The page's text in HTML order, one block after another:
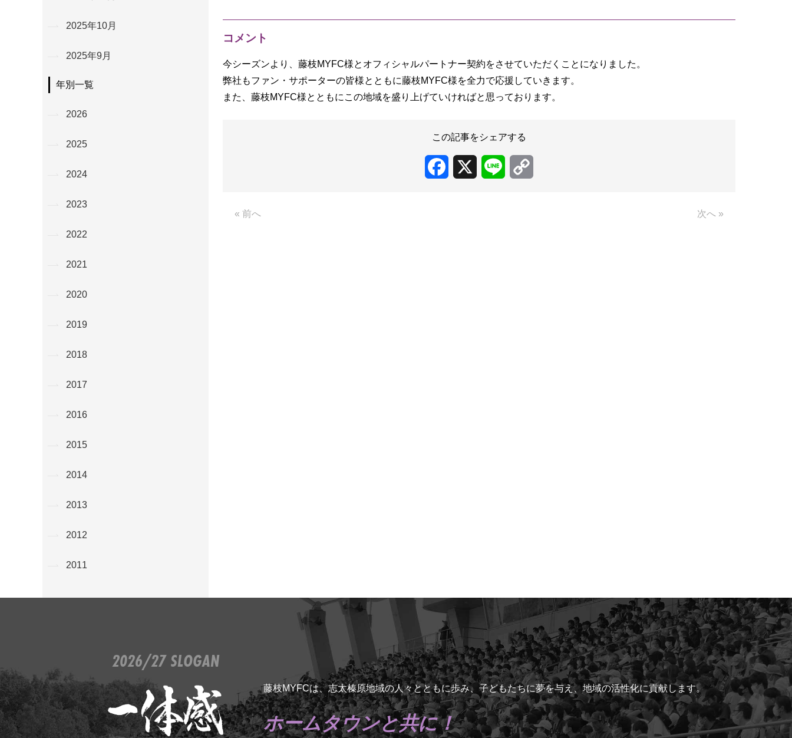
コメント
今シーズンより、藤枝MYFC様とオフィシャルパートナー契約をさせていただくことになりました。
弊社もファン・サポーターの皆様とともに藤枝MYFC様を全力で応援していきます。
また、藤枝MYFC様とともにこの地域を盛り上げていければと思っております。
この記事をシェアする
Facebook Line
« 前へ 次へ »
2025年10月
2025年9月
年別一覧
2026
2025
2024
2023
2022
2021
2020
2019
2018
2017
2016
2015
2014
2013
2012
2011
2026/27 SLOGAN
藤枝MYFCは、志太榛原地域の人々とともに歩み、子どもたちに夢を与え、地域の活性化に貢献します。
ホームタウンと共に！